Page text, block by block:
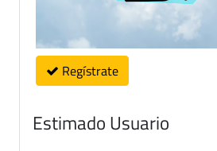
Regístrate
Estimado Usuario